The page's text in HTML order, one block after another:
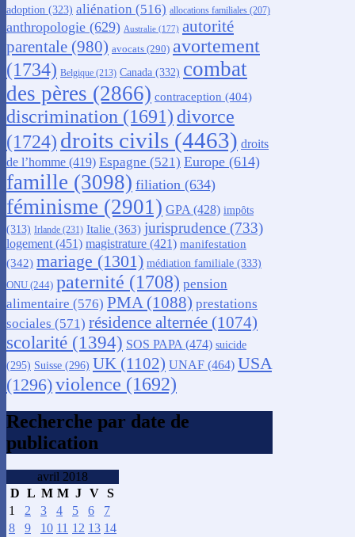
adoption (323) aliénation (516) allocations familiales (207)
anthropologie (629) Australie (177) autorité
parentale (980) avocats (290) avortement
(1734) Belgique (213) Canada (332) combat
des pères (2866) contraception (404)
discrimination (1691) divorce
(1724) droits civils (4463) droits
de l’homme (419) Espagne (521) Europe (614)
famille (3098) filiation (634)
féminisme (2901) GPA (428) impôts
(313) Irlande (231) Italie (363) jurisprudence (733)
logement (451) magistrature (421) manifestation
(342) mariage (1301) médiation familiale (333)
ONU (244) paternité (1708) pension
alimentaire (576) PMA (1088) prestations
sociales (571) résidence alternée (1074)
scolarité (1394) SOS PAPA (474) suicide
(295) Suisse (296) UK (1102) UNAF (464) USA
(1296)violence (1692)
Recherche par date de
publication
avril 2018
D L M M J V S
1
2 3 4 5 6
7
8
9 10 11 12 13 14